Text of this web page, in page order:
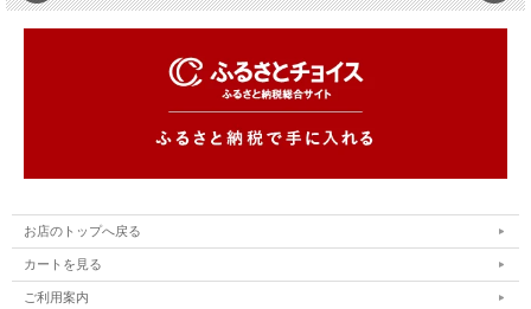
お店のトップへ戻る
カートを見る
ご利用案内